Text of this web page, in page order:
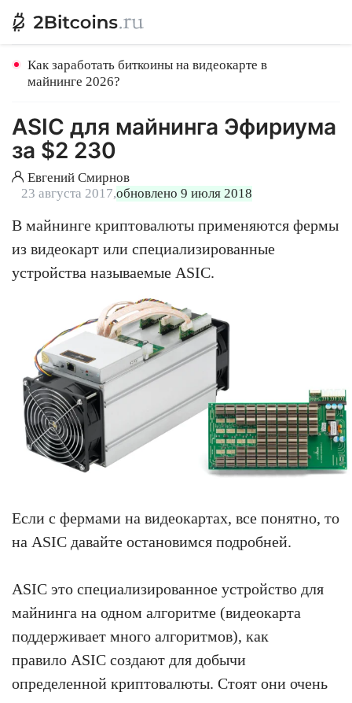
Как заработать биткоины на видеокарте в
майнинге 2026?
ASIC для майнинга Эфириума
за $2 230
Евгений Смирнов
23 августа 2017,обновлено 9 июля 2018
В майнинге криптовалюты применяются фермы
из видеокарт или специализированные
устройства называемые ASIC.
Если с фермами на видеокартах, все понятно, то
на ASIC давайте остановимся подробней.
ASIC это специализированное устройство для
майнинга на одном алгоритме (видеокарта
поддерживает много алгоритмов), как
правило ASIC создают для добычи
определенной криптовалюты. Стоят они очень